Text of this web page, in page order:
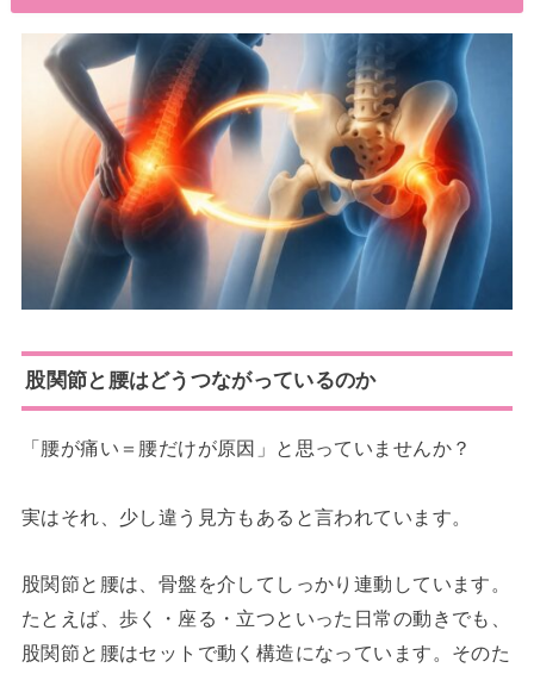
股関節と腰はどうつながっているのか
「腰が痛い＝腰だけが原因」と思っていませんか？
実はそれ、少し違う見方もあると言われています。
股関節と腰は、骨盤を介してしっかり連動しています。
たとえば、歩く・座る・立つといった日常の動きでも、
股関節と腰はセットで動く構造になっています。そのた